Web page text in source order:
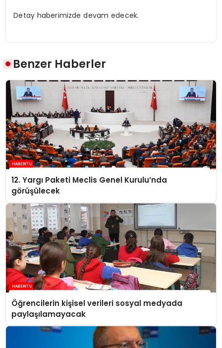
Detay haberimizde devam edecek.
Benzer Haberler
12. Yargı Paketi Meclis Genel Kurulu’nda
görüşülecek
Öğrencilerin kişisel verileri sosyal medyada
paylaşılamayacak